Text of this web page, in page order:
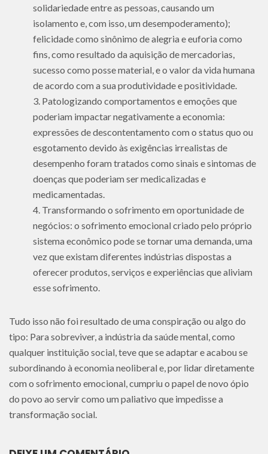
solidariedade entre as pessoas, causando um
isolamento e, com isso, um desempoderamento);
felicidade como sinônimo de alegria e euforia como
fins, como resultado da aquisição de mercadorias,
sucesso como posse material, e o valor da vida humana
de acordo com a sua produtividade e positividade.
Patologizando comportamentos e emoções que
poderiam impactar negativamente a economia:
expressões de descontentamento com o status quo ou
esgotamento devido às exigências irrealistas de
desempenho foram tratados como sinais e sintomas de
doenças que poderiam ser medicalizadas e
medicamentadas.
Transformando o sofrimento em oportunidade de
negócios: o sofrimento emocional criado pelo próprio
sistema econômico pode se tornar uma demanda, uma
vez que existam diferentes indústrias dispostas a
oferecer produtos, serviços e experiências que aliviam
esse sofrimento.
Tudo isso não foi resultado de uma conspiração ou algo do
tipo: Para sobreviver, a indústria da saúde mental, como
qualquer instituição social, teve que se adaptar e acabou se
subordinando à economia neoliberal e, por lidar diretamente
com o sofrimento emocional, cumpriu o papel de novo ópio
do povo ao servir como um paliativo que impedisse a
transformação social.